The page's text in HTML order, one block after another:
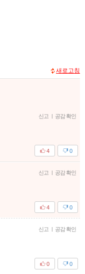
새로고침
신고 | 공감 확인
0
4
신고 | 공감 확인
0
4
신고 | 공감 확인
0
0